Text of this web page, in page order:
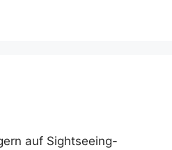
auf Sightseeing-